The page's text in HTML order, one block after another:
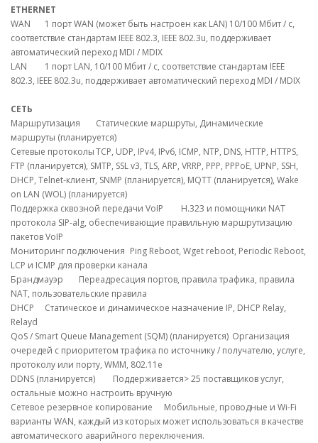
ETHERNET
WAN
1 порт WAN (может быть настроен как LAN) 10/100 Мбит / с,
соответствие стандартам IEEE 802.3, IEEE 802.3u, поддерживает
автоматический переход MDI / MDIX
LAN
1 порт LAN, 10/100 Мбит / с, соответствие стандартам IEEE
802.3, IEEE 802.3u, поддерживает автоматический переход MDI / MDIX
СЕТЬ
Маршрутизация
Статические маршруты, Динамические
маршруты (планируется)
Сетевые протоколыTCP, UDP, IPv4, IPv6, ICMP, NTP, DNS, HTTP, HTTPS,
FTP (планируется), SMTP, SSL v3, TLS, ARP, VRRP, PPP, PPPoE, UPNP, SSH,
DHCP, Telnet-клиент, SNMP (планируется), MQTT (планируется), Wake
on LAN (WOL) (планируется)
Поддержка сквозной передачи VoIP
H.323 и помощники NAT
протокола SIP-alg, обеспечивающие правильную маршрутизацию
пакетов VoIP
Мониторинг подключения Ping Reboot, Wget reboot, Periodic Reboot,
LCP и ICMP для проверки канала
Брандмауэр
Переадресация портов, правила трафика, правила
NAT, пользовательские правила
DHCP
Статическое и динамическое назначение IP, DHCP Relay,
Relayd
QoS / Smart Queue Management (SQM) (планируется) Организация
очередей с приоритетом трафика по источнику / получателю, услуге,
протоколу или порту, WMM, 802.11e
DDNS (планируется)
Поддерживается> 25 поставщиков услуг,
остальные можно настроить вручную
Сетевое резервное копирование
Мобильные, проводные и Wi-Fi
варианты WAN, каждый из которых может использоваться в качестве
автоматического аварийного переключения.